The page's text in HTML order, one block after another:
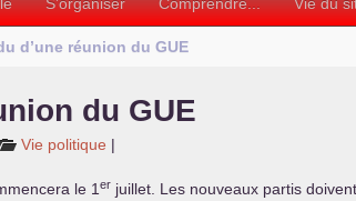
d’une réunion du GUE
du GUE
Vie politique |
le 1 er juillet. Les nouveaux partis